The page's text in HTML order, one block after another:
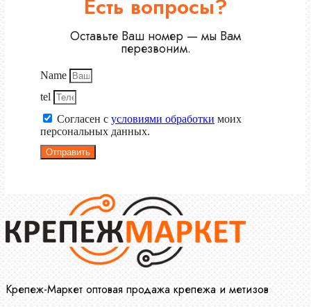
Есть вопросы?
Оставьте Ваш номер — мы Вам
перезвоним.
Name
tel
Согласен с условиями обработки моих
персональных данных.
Отправить
Крепеж-Маркет оптовая продажа крепежа и метизов